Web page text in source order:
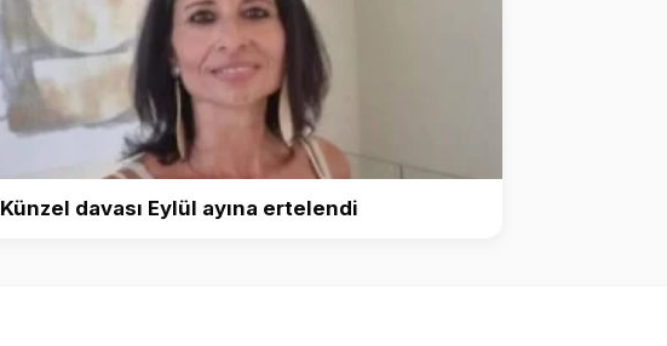
Künzel davası Eylül ayına ertelendi